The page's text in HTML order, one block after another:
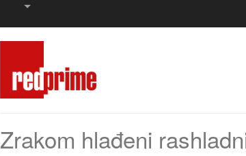
Zrakom hlađeni